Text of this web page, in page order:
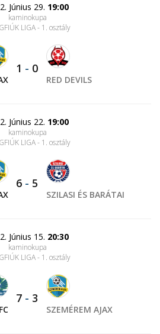
Június 29. 19:00
kaminokupa
LIGA - 1. osztály
1 - 0
RED DEVILS
Június 22. 19:00
kaminokupa
LIGA - 1. osztály
6 - 5
SZILASI ÉS BARÁTAI
Június 15. 20:30
kaminokupa
LIGA - 1. osztály
7 - 3
SZEMÉREM AJAX